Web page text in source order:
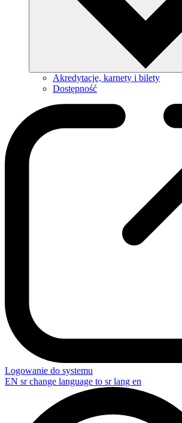
Akredytacje, karnety i bilety
Dostępność
Logowanie do systemu
EN sr change language to sr lang en